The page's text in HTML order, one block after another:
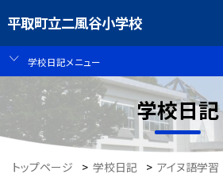
平取町立二風谷小学校
学校日記メニュー
学校日記
トップページ > 学校日記 > アイヌ語学習